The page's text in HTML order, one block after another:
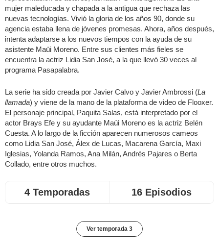
mujer maleducada y chapada a la antigua que rechaza las
nuevas tecnologías. Vivió la gloria de los años 90, donde su
agencia estaba llena de jóvenes promesas. Ahora, años después,
intenta adaptarse a los nuevos tiempos con la ayuda de su
asistente Maüi Moreno. Entre sus clientes más fieles se
encuentra la actriz Lidia San José, a la que llevó 30 veces al
programa Pasapalabra.
La serie ha sido creada por Javier Calvo y Javier Ambrossi (La
llamada) y viene de la mano de la plataforma de video de Flooxer.
El personaje principal, Paquita Salas, está interpretado por el
actor Brays Efe y su ayudante Maüi Moreno es la actriz Belén
Cuesta. A lo largo de la ficción aparecen numerosos cameos
como Lidia San José, Álex de Lucas, Macarena García, Maxi
Iglesias, Yolanda Ramos, Ana Milán, Andrés Pajares o Berta
Collado, entre otros muchos.
4 Temporadas 16 Episodios
Ver temporada 3